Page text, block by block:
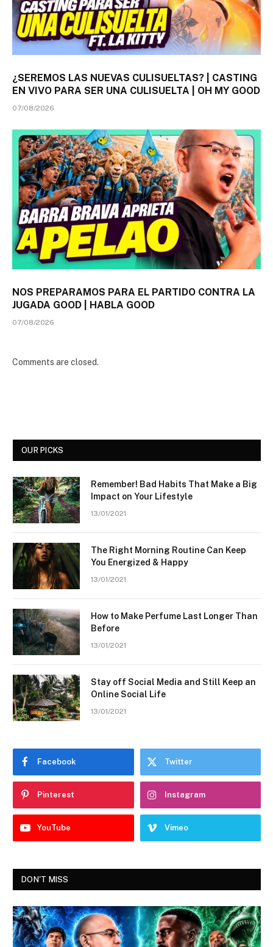
¿SEREMOS LAS NUEVAS CULISUELTAS? | CASTING
EN VIVO PARA SER UNA CULISUELTA | OH MY GOOD
07/08/2026
NOS PREPARAMOS PARA EL PARTIDO CONTRA LA
JUGADA GOOD | HABLA GOOD
07/08/2026
Comments are closed.
OUR PICKS
Remember! Bad Habits That Make a Big
Impact on Your Lifestyle
13/01/2021
The Right Morning Routine Can Keep
You Energized & Happy
13/01/2021
How to Make Perfume Last Longer Than
Before
13/01/2021
Stay off Social Media and Still Keep an
Online Social Life
13/01/2021
Facebook Twitter
Pinterest Instagram
YouTube Vimeo
DON'T MISS